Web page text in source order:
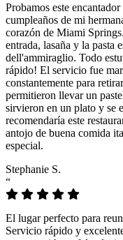
Probamos este
cumpleaños de mi
corazón de Miami
entrada, lasaña y la pasta
dell'ammiraglio. Todo
rápido! El servicio fue
constantemente para
permitieron llevar un
sirvieron en un plato y se
recomendaría este
antojo de buena comida
especial.
Stephanie S.
“
El lugar perfecto para
Servicio rápido y